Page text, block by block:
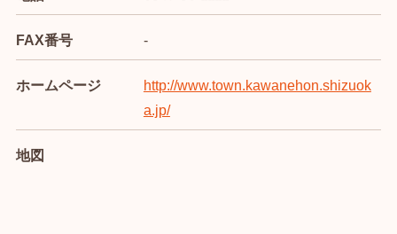
FAX番号 -
ホームページ
http://www.town.kawanehon.shizuok
a.jp/
地図